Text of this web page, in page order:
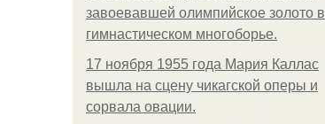
завоевавшей олимпийское золото в
гимнастическом многоборье.
17 ноября 1955 года Мария Каллас
вышла на сцену чикагской оперы и
сорвала овации.